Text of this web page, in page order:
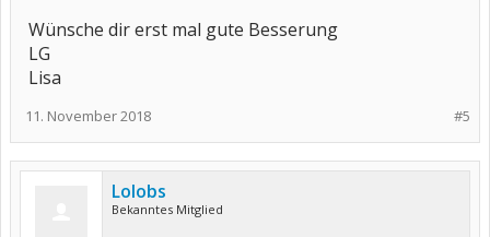
Wünsche dir erst mal gute Besserung
LG
Lisa
#5
11. November 2018
Lolobs
Bekanntes Mitglied